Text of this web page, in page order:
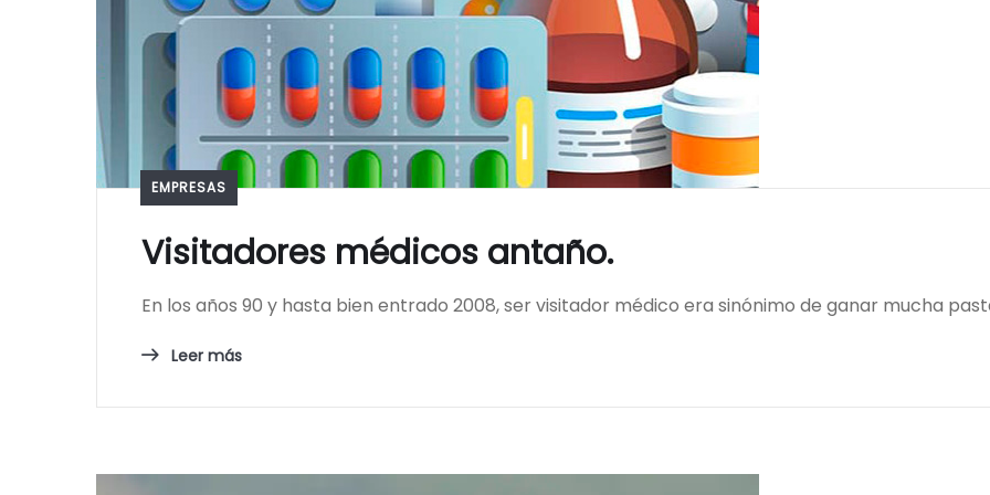
EMPRESAS
Visitadores médicos antaño.
En los años 90 y hasta bien entrado 2008, ser visitador médico era sinónimo de ganar mucha
Leer más